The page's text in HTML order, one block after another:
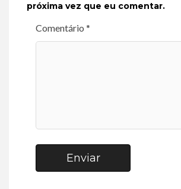
próxima vez que eu comentar.
Comentário *
Enviar